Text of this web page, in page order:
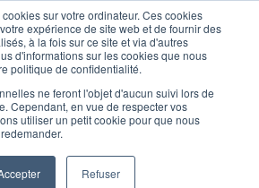
sur votre ordinateur. Ces cookies
expérience de site web et de fournir des
à la fois sur ce site et via d'autres
d'informations sur les cookies que nous
politique de confidentialité.
ne feront l'objet d'aucun suivi lors de
Cependant, en vue de respecter vos
utiliser un petit cookie pour que nous
Refuser
Nos offres
Formation
travail : 5 étapes
sa mise en place
au travail : 5 étapes pour réussir sa